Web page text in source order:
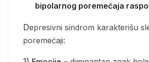
bipolarnog poremećaja
Depresivni sindrom karakterišu sledeći
poremećaji: